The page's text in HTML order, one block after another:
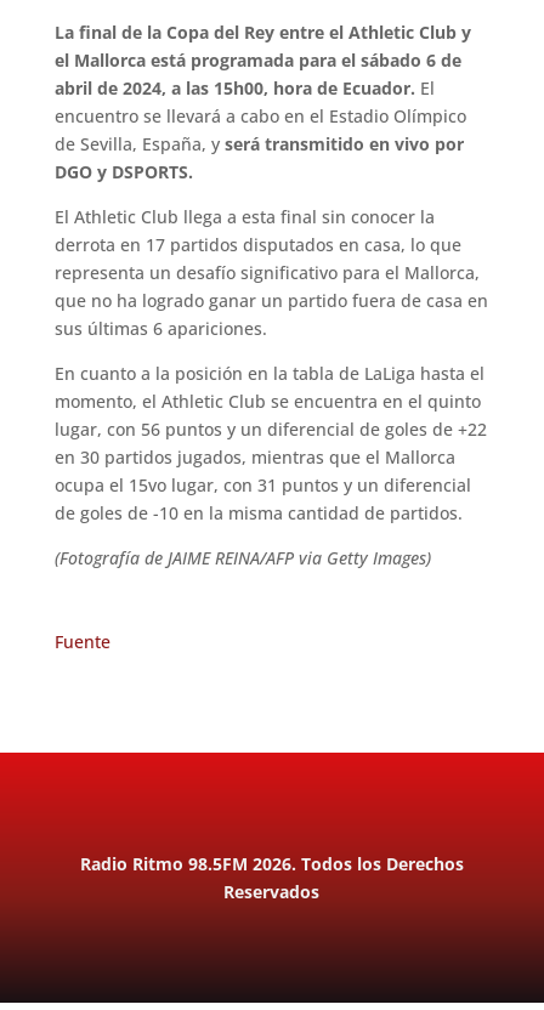
La final de la Copa del Rey entre el Athletic Club y
el Mallorca está programada para el sábado 6 de
abril de 2024, a las 15h00, hora de Ecuador. El
encuentro se llevará a cabo en el Estadio Olímpico
de Sevilla, España, y será transmitido en vivo por
DGO y DSPORTS.
El Athletic Club llega a esta final sin conocer la
derrota en 17 partidos disputados en casa, lo que
representa un desafío significativo para el Mallorca,
que no ha logrado ganar un partido fuera de casa en
sus últimas 6 apariciones.
En cuanto a la posición en la tabla de LaLiga hasta el
momento, el Athletic Club se encuentra en el quinto
lugar, con 56 puntos y un diferencial de goles de +22
en 30 partidos jugados, mientras que el Mallorca
ocupa el 15vo lugar, con 31 puntos y un diferencial
de goles de -10 en la misma cantidad de partidos.
(Fotografía de JAIME REINA/AFP via Getty Images)
Fuente
Radio Ritmo 98.5FM 2026. Todos los Derechos
Reservados